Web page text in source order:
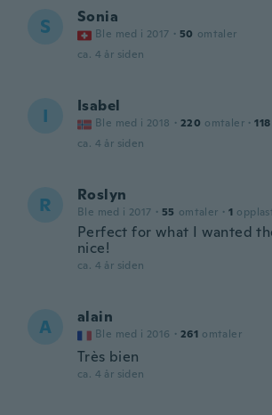
S Sonia
Ble med i 2017 · 50 omtaler
ca. 4 år siden
I Isabel
Ble med i 2018 · 220 omtaler · 118
ca. 4 år siden
R Roslyn
Ble med i 2017 · 55 omtaler · 1
Perfect for what I wanted
nice!
ca. 4 år siden
A alain
Ble med i 2016 · 261 omtaler
Très bien
ca. 4 år siden